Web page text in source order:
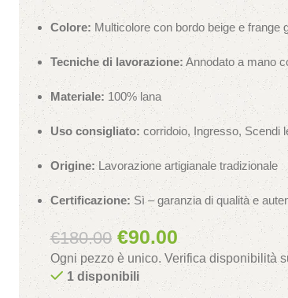
Colore: Multicolore con bordo beige e frange
Tecniche di lavorazione: Annodato a mano
Materiale: 100% lana
Uso consigliato: corridoio, Ingresso, Scendi
Origine:Lavorazione artigianale tradizionale
Certificazione: Sì – garanzia di qualità e
€180.00 €90.00
Ogni pezzo è unico. Verifica disponibilità
1 disponibili